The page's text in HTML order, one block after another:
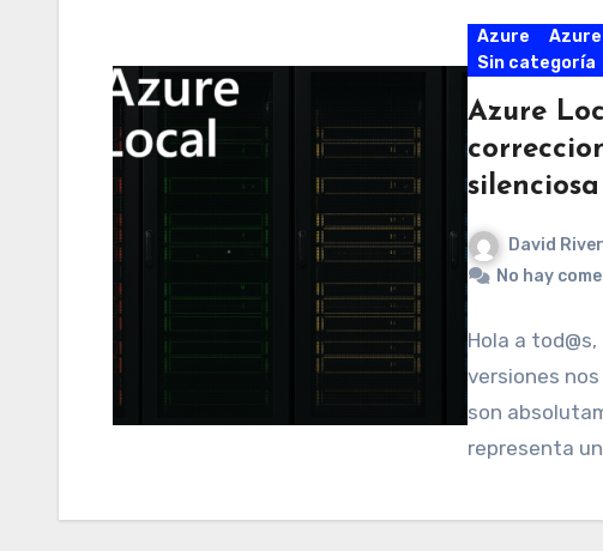
Azure
Sin categoría
Azure
silenciosa
David
No hay
Hola a
versiones
son
representa